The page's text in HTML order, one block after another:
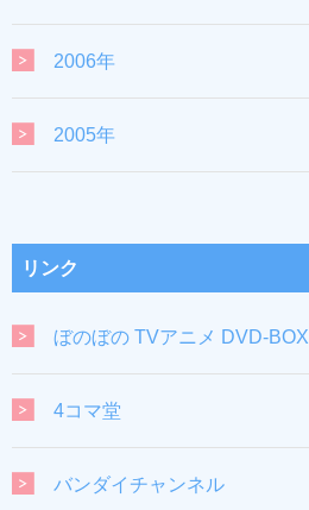
2006年
2005年
リンク
ぼのぼの TVアニメ DVD-BOX
4コマ堂
バンダイチャンネル